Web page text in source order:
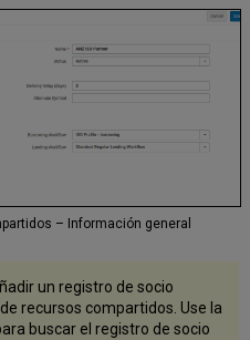
– Información general
un registro de socio
recursos compartidos. Use la
buscar el registro de socio